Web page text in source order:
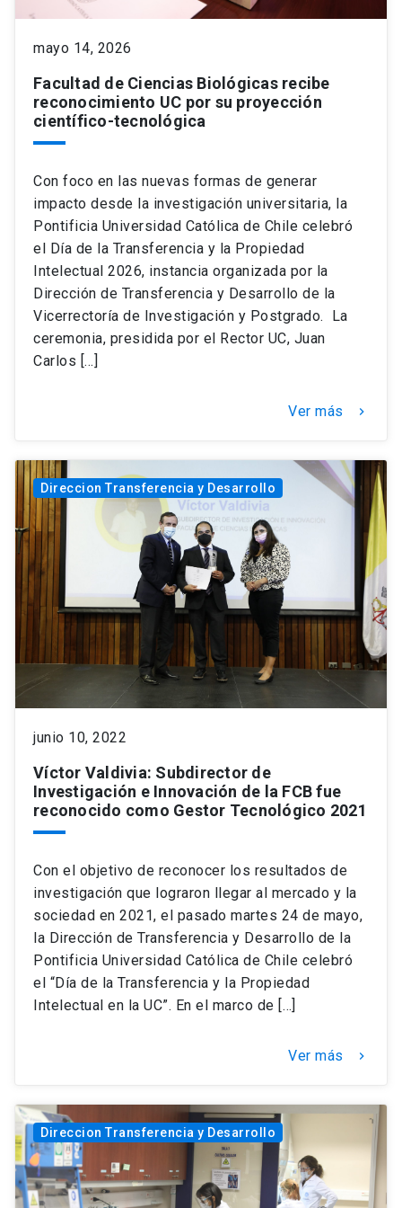
Académicos
Consejo de Facultad
Secretaría Académica
Documentos FCB
Dirección Investigación
Grupos de Investigación
Institutos y Centros
FCB en el Territorio
Redes Internacionales
Estudiantes
Pregrado
Postgrado
Centro de Estudiantes
Publicaciones
Contacto
mayo 14, 2026
Facultad de Ciencias Biológicas recibe
reconocimiento UC por su proyección
científico-tecnológica
Con foco en las nuevas formas de generar
impacto desde la investigación universitaria, la
Pontificia Universidad Católica de Chile celebró
el Día de la Transferencia y la Propiedad
Intelectual 2026, instancia organizada por la
Dirección de Transferencia y Desarrollo de la
Vicerrectoría de Investigación y Postgrado. La
ceremonia, presidida por el Rector UC, Juan
Carlos […]
Ver más keyboard_arrow_right
Direccion Transferencia y Desarrollo
junio 10, 2022
Víctor Valdivia: Subdirector de
Investigación e Innovación de la FCB fue
reconocido como Gestor Tecnológico 2021
Con el objetivo de reconocer los resultados de
investigación que lograron llegar al mercado y la
sociedad en 2021, el pasado martes 24 de mayo,
la Dirección de Transferencia y Desarrollo de la
Pontificia Universidad Católica de Chile celebró
el “Día de la Transferencia y la Propiedad
Intelectual en la UC”. En el marco de […]
Ver más keyboard_arrow_right
Direccion Transferencia y Desarrollo